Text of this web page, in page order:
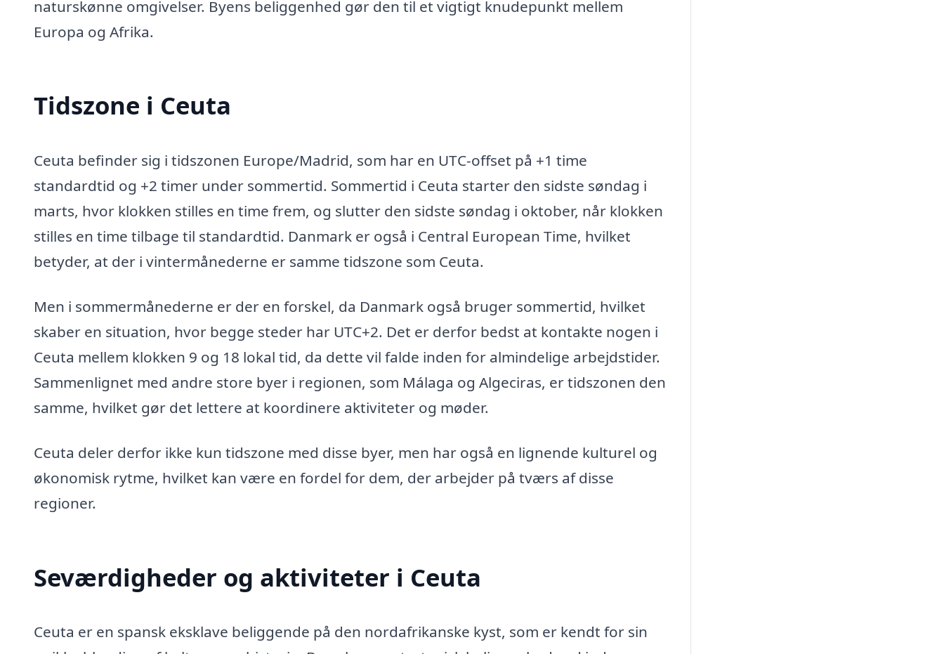
naturskønne omgivelser. Byens beliggenhed gør den til et vigtigt knudepunkt mellem
Europa og Afrika.
Tidszone i Ceuta
Ceuta befinder sig i tidszonen Europe/Madrid, som har en UTC-offset på +1 time
standardtid og +2 timer under sommertid. Sommertid i Ceuta starter den sidste søndag i
marts, hvor klokken stilles en time frem, og slutter den sidste søndag i oktober, når klokken
stilles en time tilbage til standardtid. Danmark er også i Central European Time, hvilket
betyder, at der i vintermånederne er samme tidszone som Ceuta.
Men i sommermånederne er der en forskel, da Danmark også bruger sommertid, hvilket
skaber en situation, hvor begge steder har UTC+2. Det er derfor bedst at kontakte nogen i
Ceuta mellem klokken 9 og 18 lokal tid, da dette vil falde inden for almindelige arbejdstider.
Sammenlignet med andre store byer i regionen, som Málaga og Algeciras, er tidszonen den
samme, hvilket gør det lettere at koordinere aktiviteter og møder.
Ceuta deler derfor ikke kun tidszone med disse byer, men har også en lignende kulturel og
økonomisk rytme, hvilket kan være en fordel for dem, der arbejder på tværs af disse
regioner.
Seværdigheder og aktiviteter i Ceuta
Ceuta er en spansk eksklave beliggende på den nordafrikanske kyst, som er kendt for sin